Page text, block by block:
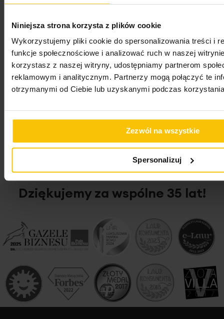
Niniejsza strona korzysta z plików cookie
Wykorzystujemy pliki cookie do spersonalizowania treści i
funkcje społecznościowe i analizować ruch w naszej
korzystasz z naszej witryny, udostępniamy partnerom
reklamowym i analitycznym. Partnerzy mogą połączyć te
otrzymanymi od Ciebie lub uzyskanymi podczas
Zezwól na wszystkie
Spersonalizuj
„EUROFIRANY” B.B. Choczyńscy spółka jawna z
siedzibą w Żywcu na mój adres e-mail imiennych
wiadomości zawierających w szczególności
informacje o nowościach, promocjach,
wyprzedażach i innych ofertach specjalnych oraz
o konkursach, najnowszych trendach i
aktualnych wydarzeniach dotyczących marki
Eurofirany (newsletter).
Dziękujemy za wspólne 35 lat!